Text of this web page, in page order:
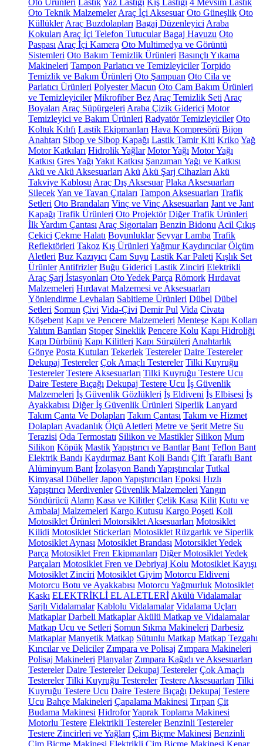
Oto Ürünleri LastikYaz Lastiği Kış Lastiği 4 Mevsim Lastik
Oto Teknik Malzemeler Araç İçi Aksesuar Oto Güneşlik Oto
Küllükler Araç Buzdolapları Bagaj Düzenleyici Araba
Kokuları Araç İçi Telefon Tutucular Bagaj Havuzu Oto
Paspası Araç İçi Kamera Oto Multimedya ve Görüntü
Sistemleri Oto Bakım Temizlik Ürünleri Basınçlı Yıkama
Makineleri Tampon Parlatıcı ve Temizleyiciler Torpido
Temizlik ve Bakım Ürünleri Oto Şampuan Oto Cila ve
Parlatıcı Ürünleri Polyester Macun Oto Cam Bakım Ürünleri
ve Temizleyiciler Mikrofiber Bez Araç Temizlik Seti Araç
Boyaları Araç Süpürgeleri Araba Çizik Giderici Motor
Temizleyici ve Bakım Ürünleri Radyatör Temizleyiciler Oto
Koltuk Kılıfı Lastik Ekipmanları Hava Kompresörü Bijon
Anahtarı Sibop ve Sibop Kapağı Lastik Tamir Kiti KrikoYağ
Motor Katkıları Hidrolik Yağlar Motor Yağı Motor Yağı
Katkısı Gres Yağı Yakıt Katkısı Şanzıman Yağı ve Katkısı
Akü ve Akü Aksesuarları Akü Akü Şarj Cihazları Akü
Takviye Kablosu Araç Dış Aksesuar Plaka Aksesuarları
SilecekYan ve Tavan Çıtaları Tampon Aksesuarları Trafik
Setleri Oto Brandaları Vinç ve Vinç Aksesuarları Jant ve Jant
Kapağı Trafik Ürünleri Oto Projektör Diğer Trafik Ürünleri
İlk Yardım Çantası Araç Sigortaları Benzin Bidonu Acil Çıkış
Çekici Çekme Halatı Boyunluklar Seyyar Lamba Trafik
Reflektörleri Takoz Kış Ürünleri Yağmur Kaydırıcılar Ölçüm
Aletleri Buz Kazıyıcı Cam Suyu Lastik Kar Paleti Kışlık Set
Ürünler Antifrizler Buğu Giderici Lastik Zinciri Elektrikli
Araç Şarj İstasyonları Oto Yedek Parça Römork Hırdavat
Malzemeleri Hırdavat Malzemesi ve Aksesuarları
Yönlendirme Levhaları Sabitleme Ürünleri Dübel Dübel
Setleri Somun Çivi Vida-Çivi Demir Pul Vida Civata
Köşebent Kapı ve Pencere Malzemeleri Menteşe Kapı Kolları
Yalıtım Bantları Stoper Sineklik Pencere Kolu Kapı Hidroliği
Kapı Dürbünü Kapı Kilitleri Kapı Sürgüleri Anahtarlık
Gönye Posta Kutuları Tekerlek Testereler Daire Testereler
Dekupaj Testereler Çok Amaçlı Testereler Tilki Kuyruğu
Testereler Testere Aksesuarları Tilki Kuyruğu Testere Ucu
Daire Testere Bıçağı Dekupaj Testere Ucu İş Güvenlik
Malzemeleri İş Güvenlik Gözlükleri İş Eldiveni İş Elbisesi İş
Ayakkabısı Diğer İş Güvenlik Ürünleri Siperlik Lanyard
Takım Çanta Ve Dolapları Takım Çantası Takım ve Hizmet
Dolapları Avadanlık Ölçü Aletleri Metre ve Şerit Metre Su
Terazisi Oda Termostatı Silikon ve Mastikler Silikon Mum
Silikon Köpük MastikYapıştırıcı ve Bantlar Bant Teflon Bant
Elektrik Bandı Kaydırmaz Bant Koli Bandı Çift Taraflı Bant
Alüminyum Bant İzolasyon Bandı Yapıştırıcılar Tutkal
Kimyasal Dübeller Japon Yapıştırıcıları Epoksi Hızlı
Yapıştırıcı Merdivenler Güvenlik Malzemeleri Yangın
Söndürücü Alarm Kasa ve Kilitler Çelik Kasa Kilit Kutu ve
Ambalaj Malzemeleri Kargo Kutusu Kargo Poşeti Koli
Motosiklet Ürünleri Motorsiklet Aksesuarları Motosiklet
Kilidi Motosiklet Stickerları Motosiklet Rüzgarlık ve Siperlik
Motosiklet Aynası Motosiklet Brandası Motorsiklet Yedek
Parça Motosiklet Fren Ekipmanları Diğer Motosiklet Yedek
Parçaları Motosiklet Fren ve Debriyaj Kolu Motosiklet Kayışı
Motosiklet Zinciri Motosiklet Giyim Motorcu Eldiveni
Motorcu Botu ve Ayakkabısı Motorcu Yağmurluk Motosiklet
Kaskı ELEKTRİKLİ EL ALETLERİ Akülü Vidalamalar
Şarjlı Vidalamalar Kablolu Vidalamalar Vidalama Uçları
Matkaplar Darbeli Matkaplar Akülü Matkap ve Vidalamalar
Matkap Ucu ve Setleri Somun Sıkma Makineleri Darbesiz
Matkaplar Manyetik Matkap Sütunlu Matkap Matkap Tezgahı
Kırıcılar ve Deliciler Zımpara ve Polisaj Zımpara Makineleri
Polisaj Makineleri Planyalar Zımpara Kağıdı ve Aksesuarları
Testereler Daire Testereler Dekupaj Testereler Çok Amaçlı
Testereler Tilki Kuyruğu Testereler Testere Aksesuarları Tilki
Kuyruğu Testere Ucu Daire Testere Bıçağı Dekupaj Testere
Ucu Bahçe Makineleri Çapalama Makinesi Tırpan Çit
Budama Makinesi HidroforYaprak Toplama Makinesi
Motorlu Testere Elektrikli Testereler Benzinli Testereler
Testere Zincirleri ve Yağları Çim Biçme Makinesi Benzinli
Çim Biçme Makinesi Elektrikli Çim Biçme Makinesi Kenar